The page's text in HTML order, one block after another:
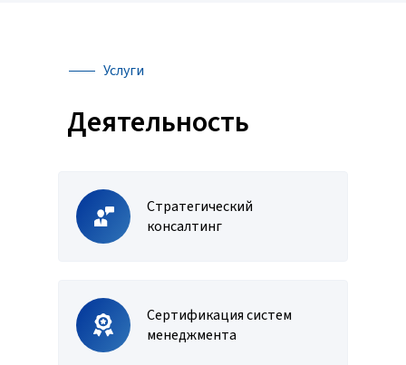
Деятельность
Услуги
Стратегический
консалтинг
Сертификация систем
менеджмента